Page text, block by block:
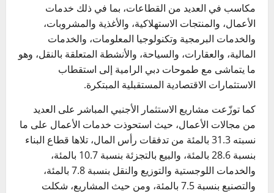
مكاسب في العديد من القطاعات، بما في ذلك خدمات
الأعمال، والمنتجات الاستهلاكية، والأغذية والمشروبات،
والخدمات البرمجية وتكنولوجيا المعلومات، والخدمات
المالية، والعقارات، والسياحة، والأنشطة المتعلقة بالنقل، وهو
ما يتماشى مع طموحات دبي الرامية إلى استقطاب
الاستثمارات الاقتصادية المستقبلية المبتكرة.
كما توزّعت مشاريع الاستثمار الأجنبي المباشر على العديد
من مجالات الأعمال، حيث استحوذت خدمات الأعمال على ما
نسبته 31.3 بالمئة من تدفقات رأس المال، تلاها قطاع البناء
بنسبة 28.6 بالمئة، والبيع بالتجزئة بنسبة 10.7 بالمئة،
والخدمات اللوجستية والتوزيع والنقل بنسبة 7.8 بالمئة،
والتصنيع بنسبة 7.5 بالمئة، ومن حيث المشاريع، شكلت